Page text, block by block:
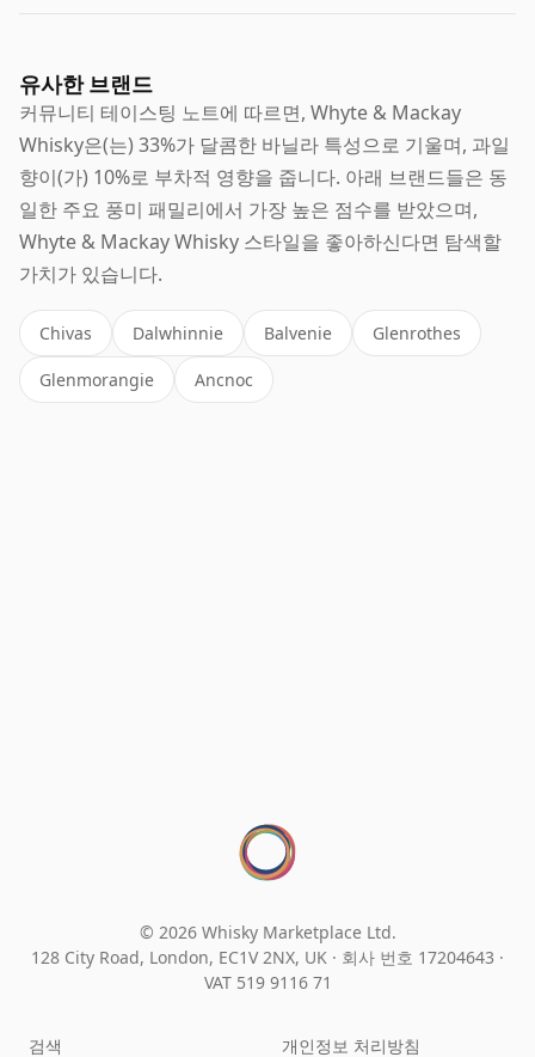
유사한 브랜드
커뮤니티 테이스팅 노트에 따르면, Whyte & Mackay
Whisky은(는) 33%가 달콤한 바닐라 특성으로 기울며, 과일
향이(가) 10%로 부차적 영향을 줍니다. 아래 브랜드들은 동
일한 주요 풍미 패밀리에서 가장 높은 점수를 받았으며,
Whyte & Mackay Whisky 스타일을 좋아하신다면 탐색할
가치가 있습니다.
Chivas Dalwhinnie Balvenie Glenrothes
Glenmorangie Ancnoc
© 2026 Whisky Marketplace Ltd.
128 City Road, London, EC1V 2NX, UK · 회사 번호 17204643 ·
VAT 519 9116 71
검색 개인정보 처리방침